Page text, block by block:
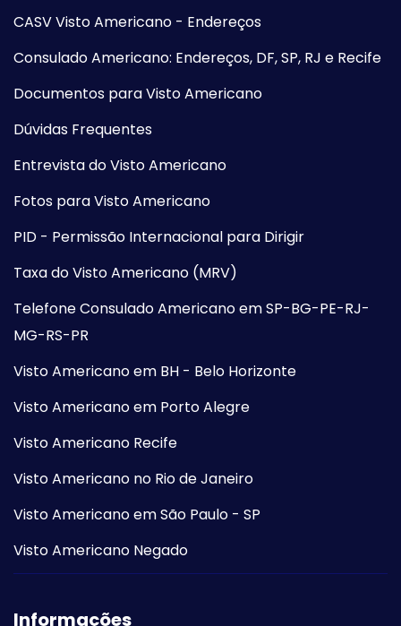
CASV Visto Americano - Endereços
Consulado Americano: Endereços, DF, SP, RJ e Recife
Documentos para Visto Americano
Dúvidas Frequentes
Entrevista do Visto Americano
Fotos para Visto Americano
PID - Permissão Internacional para Dirigir
Taxa do Visto Americano (MRV)
Telefone Consulado Americano em SP-BG-PE-RJ-
MG-RS-PR
Visto Americano em BH - Belo Horizonte
Visto Americano em Porto Alegre
Visto Americano Recife
Visto Americano no Rio de Janeiro
Visto Americano em São Paulo - SP
Visto Americano Negado
Informações